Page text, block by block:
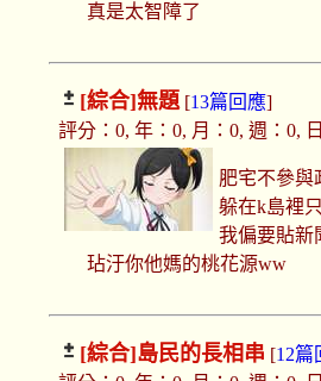
真是太智障了
[綜合]無題 [13篇回應]
評分：0, 年：0, 月：0, 週：0,
肥宅不參與
躲在k島裡
我偏要貼新
玷汙你他媽的桃花源ww
[綜合]島民的長相串 [12篇